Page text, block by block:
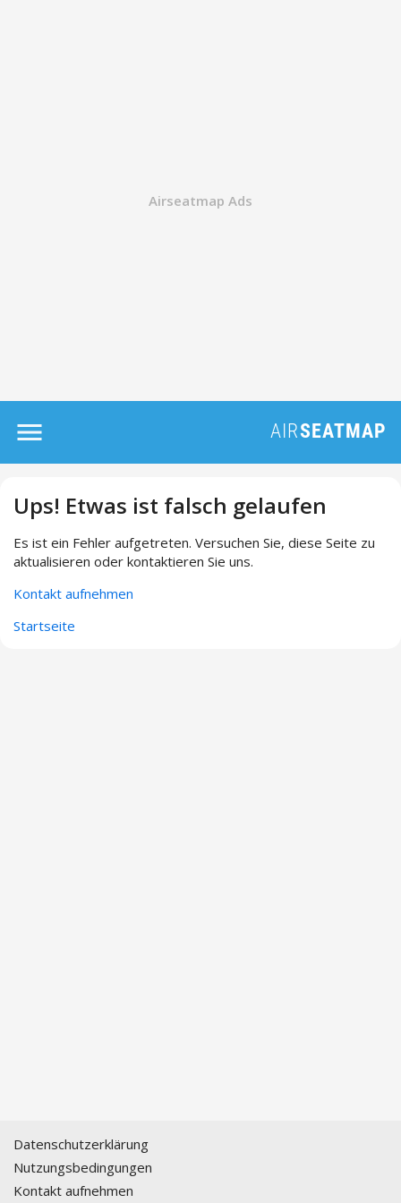
Ups! Etwas ist falsch gelaufen
Es ist ein Fehler aufgetreten. Versuchen Sie, diese Seite zu
aktualisieren oder kontaktieren Sie uns.
Kontakt aufnehmen
Startseite
Datenschutzerklärung
Nutzungsbedingungen
Kontakt aufnehmen